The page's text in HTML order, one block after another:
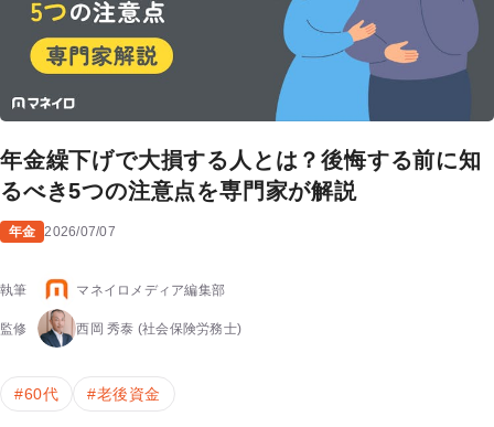
年金繰下げで大損する人とは？後悔する前に知
るべき5つの注意点を専門家が解説
年金 2026/07/07
執筆 マネイロメディア編集部
監修 西岡 秀泰 (社会保険労務士)
#60代 #老後資金